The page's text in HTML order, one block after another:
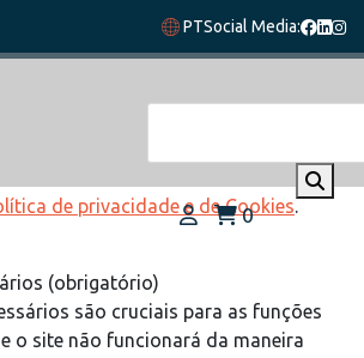
preferências de cookies
estritamente necessários,
para lhe oferecer uma boa experiência
a todas as funcionalidades.
de privacidade e de Cookies.
(obrigatório)
são cruciais para as funções
o site não funcionará da maneira
PTSocial Media:
0